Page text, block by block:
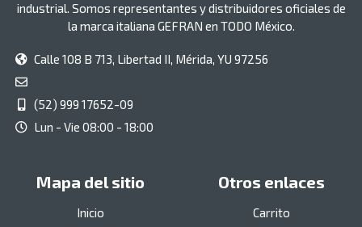
industrial. Somos representantes y distribuidores oficiales de
la marca italiana GEFRAN en TODO México.
Calle 108 B 713, Libertad II, Mérida, YU 97256
(52) 999 17652-09
Lun - Vie 08:00 - 18:00
Mapa del sitio
Inicio
Otros enlaces
Carrito